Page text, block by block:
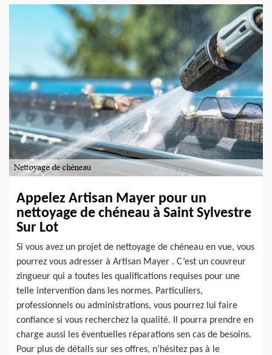
Appelez Artisan Mayer pour un
nettoyage de chéneau à Saint Sylvestre
Sur Lot
Si vous avez un projet de nettoyage de chéneau en vue, vous
pourrez vous adresser à Artisan Mayer . C’est un couvreur
zingueur qui a toutes les qualifications requises pour une
telle intervention dans les normes. Particuliers,
professionnels ou administrations, vous pourrez lui faire
confiance si vous recherchez la qualité. Il pourra prendre en
charge aussi les éventuelles réparations sen cas de besoins.
Pour plus de détails sur ses offres, n’hésitez pas à le